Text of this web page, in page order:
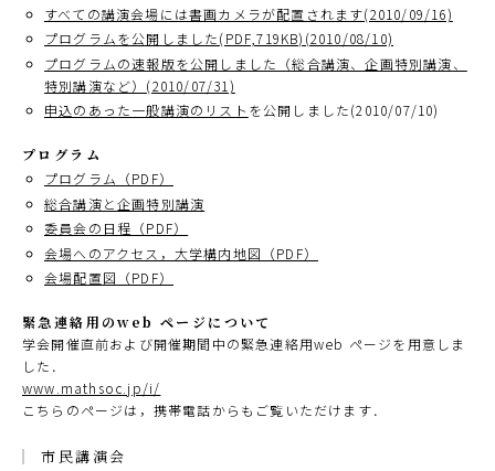
すべての講演会場には書画カメラが配置されます(2010/09/16)
プログラムを公開しました(PDF,719KB)(2010/08/10)
プログラムの速報版を公開しました（総合講演、企画特別講演、
特別講演など）(2010/07/31)
申込のあった一般講演のリスト を公開しました(2010/07/10)
プログラム
プログラム（PDF）
総合講演と企画特別講演
委員会の日程（PDF）
会場へのアクセス，大学構内地図（PDF）
会場配置図（PDF）
緊急連絡用のweb ページについて
学会開催直前および開催期間中の緊急連絡用web ページを用意しま
した．
www.mathsoc.jp/i/
こちらのページは，携帯電話からもご覧いただけます．
市民講演会